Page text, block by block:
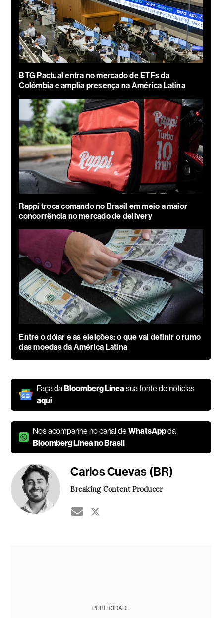
BTG Pactual entra no mercado de ETFs da
Colômbia e amplia presença na América Latina
Rappi troca comando no Brasil em meio a maior
concorrência no mercado de delivery
Entre o dólar e as eleições: o que vai definir o rumo
das moedas da América Latina
Faça daBloomberg Líneasua fonte de notícias
aqui
Nos acompanhe no canal deWhatsAppda
Bloomberg Línea no Brasil
Carlos Cuevas (BR)
Breaking Content Producer
PUBLICIDADE